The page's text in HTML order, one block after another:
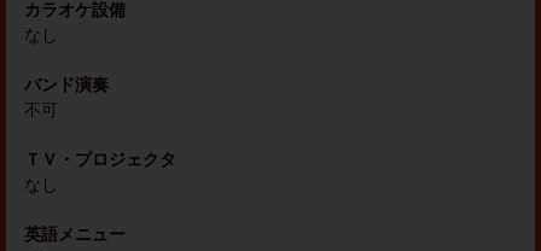
カラオケ設備
なし
バンド演奏
不可
ＴＶ・プロジェクタ
なし
英語メニュー